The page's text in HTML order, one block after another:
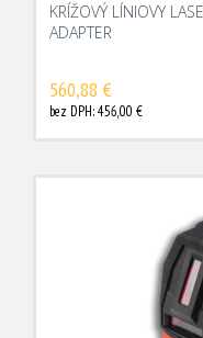
KRÍŽOVÝ LÍNIOVY
ADAPTER
560,88 €
bez DPH: 456,00 €